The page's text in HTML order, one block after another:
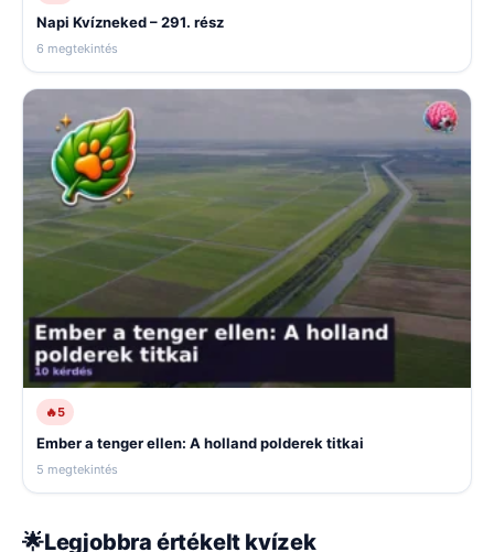
Napi Kvízneked – 291. rész
6 megtekintés
🔥5
Ember a tenger ellen: A holland polderek titkai
5 megtekintés
🌟Legjobbra értékelt kvízek